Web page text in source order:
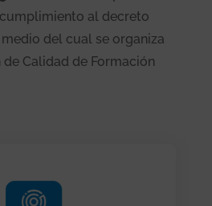
al decreto
del cual se organiza
Calidad de Formación